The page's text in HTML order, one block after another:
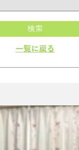
検索
一覧に戻る